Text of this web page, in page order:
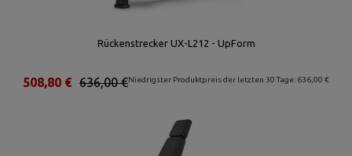
Rückenstrecker UX-L212 - UpForm
Niedrigster Produktpreis der letzten 30 Tage: 636,00 €
636,00 €
508,80 €